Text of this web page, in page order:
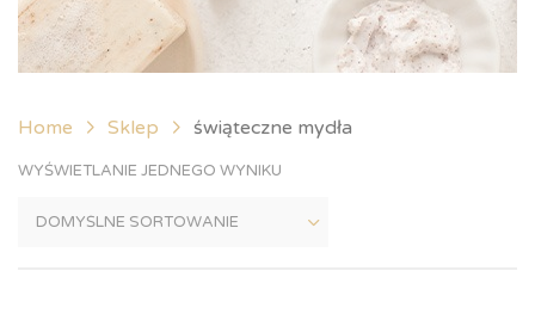
Home Sklep świąteczne mydła
WYŚWIETLANIE JEDNEGO WYNIKU